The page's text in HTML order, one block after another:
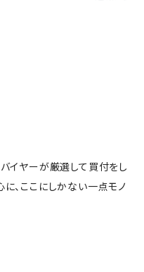
イヤーが厳選して買付をし
、ここにしかない一点モノ